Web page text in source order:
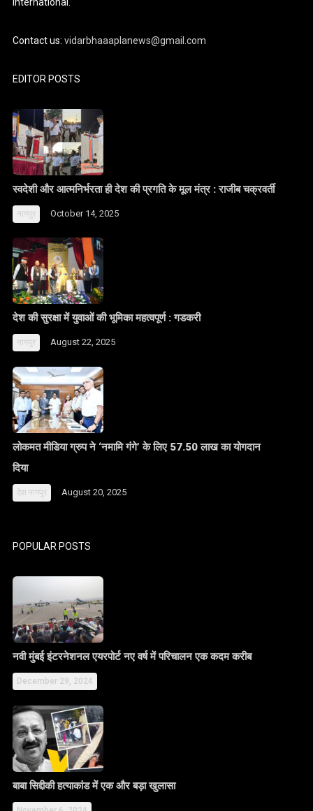
Contact us:vidarbhaaaplanews@gmail.com
EDITOR POSTS
स्वदेशी और आत्मनिर्भरता ही देश की प्रगति के मूल मंत्र : राजीब चक्रवर्ती
नागपुर October 14, 2025
देश की सुरक्षा में युवाओं की भूमिका महत्वपूर्ण : गडकरी
नागपुर August 22, 2025
लोकमत मीडिया ग्रुप ने ‘नमामि गंगे’ के लिए 57.50 लाख का योगदान
दिया
देश नागपुर August 20, 2025
POPULAR POSTS
नवी मुंबई इंटरनेशनल एयरपोर्ट नए वर्ष में परिचालन एक कदम करीब
December 29, 2024
बाबा सिद्दीकी हत्याकांड में एक और बड़ा खुलासा